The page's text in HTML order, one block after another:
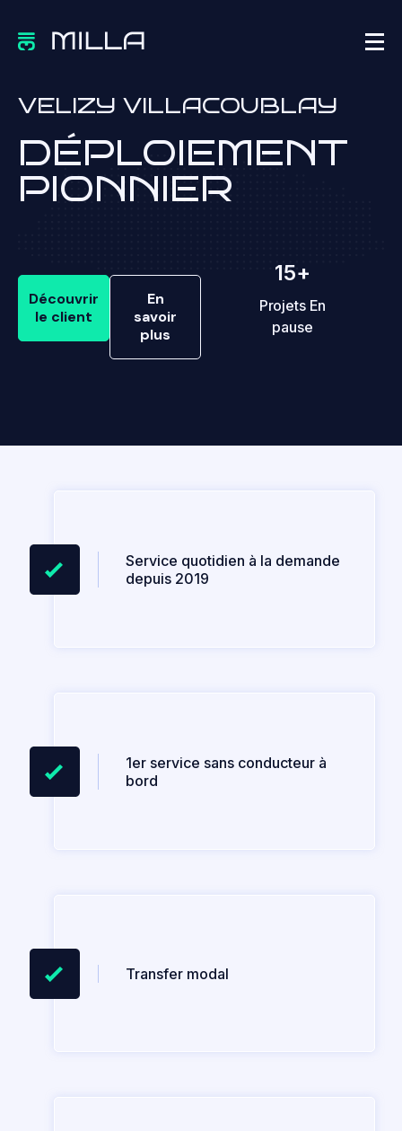
VELIZY VILLACOUBLAY
DÉPLOIEMENT
PIONNIER
Découvrir
le client
En
savoir
plus
Projets En
pause
15+
Service quotidien à la demande
depuis 2019
1er service sans conducteur à
bord
Transfer modal